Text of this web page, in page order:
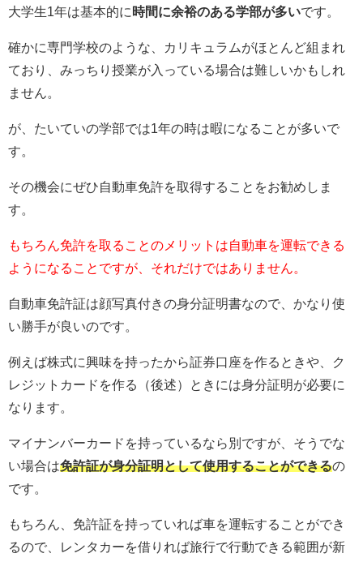
大学生1年は基本的に 時間に余裕のある学部が多いです。
確かに専門学校のような、カリキュラムがほとんど組まれ
ており、みっちり授業が入っている場合は難しいかもしれ
ません。
が、たいていの学部では1年の時は暇になることが多いで
す。
その機会にぜひ自動車免許を取得することをお勧めしま
す。
もちろん免許を取ることのメリットは自動車を運転できる
ようになることですが、それだけではありません。
自動車免許証は顔写真付きの身分証明書なので、かなり使
い勝手が良いのです。
例えば株式に興味を持ったから証券口座を作るときや、ク
レジットカードを作る（後述）ときには身分証明が必要に
なります。
マイナンバーカードを持っているなら別ですが、そうでな
い場合は免許証が身分証明として使用することができるの
です。
もちろん、免許証を持っていれば車を運転することができ
るので、レンタカーを借りれば旅行で行動できる範囲が新